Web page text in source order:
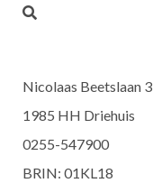
Nicolaas Beetslaan 3
1985 HH Driehuis
0255-547900
BRIN: 01KL18